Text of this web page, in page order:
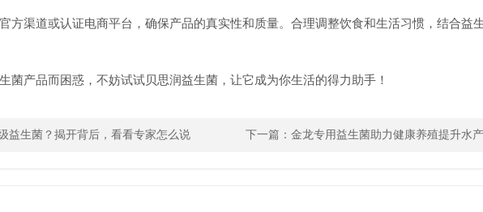
方渠道或认证电商平台，确保产品的真实性和质量。合理调整饮食和生活习惯，结合益
菌产品而困惑，不妨试试贝思润益生菌，让它成为你生活的得力助手！
益生菌？揭开背后，看看专家怎么说 下一篇： 金龙专用益生菌助力健康养殖提升水